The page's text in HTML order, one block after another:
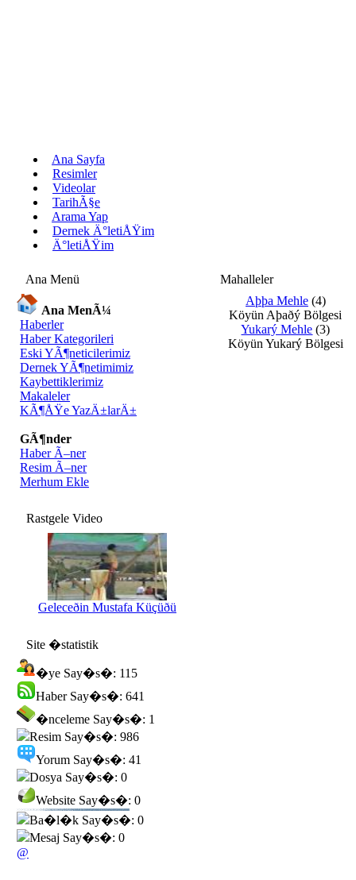
Ana Sayfa
Resimler
Videolar
TarihÃ§e
Arama Yap
Dernek Ä°letiÅŸim
Ä°letiÅŸim
Ana Menü
Ana MenÃ¼
Haberler
Haber Kategorileri
Eski YÃ¶neticilerimiz
Dernek YÃ¶netimimiz
Kaybettiklerimiz
Makaleler
KÃ¶ÅŸe YazÄ±larÄ±
GÃ¶nder
Haber Ã–ner
Resim Ã–ner
Merhum Ekle
Rastgele Video
Geleceðin Mustafa Küçüðü
Site �statistik
�ye Say�s�: 115
Haber Say�s�: 641
�nceleme Say�s�: 1
Resim Say�s�: 986
Yorum Say�s�: 41
Dosya Say�s�: 0
Website Say�s�: 0
Ba�l�k Say�s�: 0
Mesaj Say�s�: 0
@
Mahalleler
Aþþa Mehle (4)
Köyün Aþaðý Bölgesi
Yukarý Mehle (3)
Köyün Yukarý Bölgesi